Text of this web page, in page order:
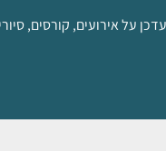
על אירועים, קורסים,